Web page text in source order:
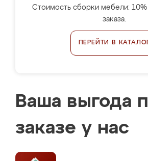
Стоимость сборки мебели: 10%
заказа.
ПЕРЕЙТИ В
Ваша выгода
заказе у нас